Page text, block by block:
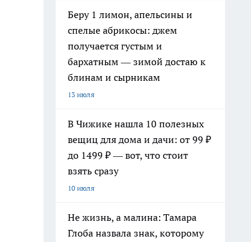
Беру 1 лимон, апельсины и
спелые абрикосы: джем
получается густым и
бархатным — зимой достаю к
блинам и сырникам
13 июля
В Чижике нашла 10 полезных
вещиц для дома и дачи: от 99 ₽
до 1499 ₽ — вот, что стоит
взять сразу
10 июля
Не жизнь, а малина: Тамара
Глоба назвала знак, которому